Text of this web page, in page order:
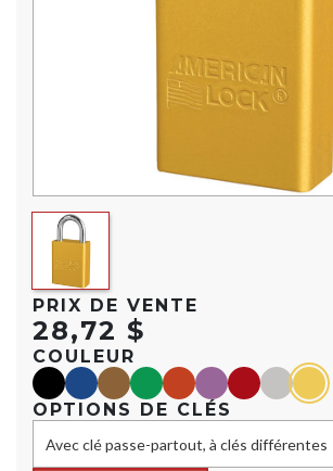
PRIX DE VENTE
28,72 $
COULEUR
blackblueMarrongreenorangepurplered Argentyellow
OPTIONS DE CLÉS
Avec clé passe-partout, à clés différentes